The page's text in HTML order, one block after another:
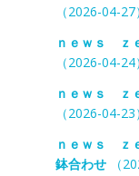
（2026-04-27）
ｎｅｗｓ ｚ
（2026-04-24）
ｎｅｗｓ ｚ
（2026-04-23）
ｎｅｗｓ ｚ
鉢合わせ（